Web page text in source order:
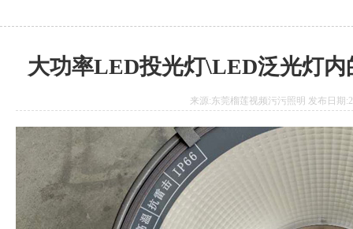
大功率LED投光灯\LED泛光灯
来源:东莞榴莲视频污污照明 发布日期